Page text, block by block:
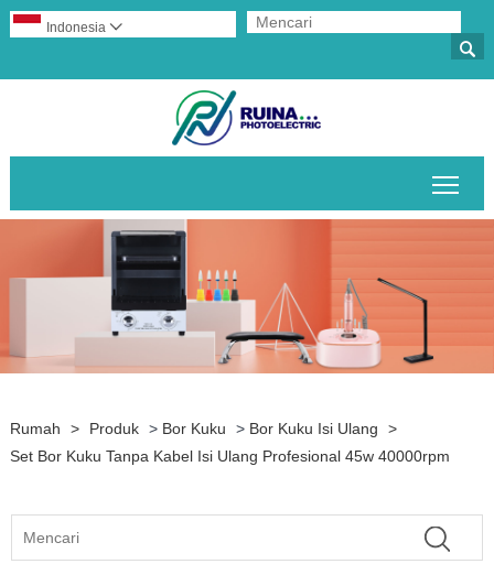

Indonesia 
Rumah > Produk > Bor Kuku > Bor Kuku Isi Ulang
>
Set Bor Kuku Tanpa Kabel Isi Ulang Profesional 45w 40000rpm